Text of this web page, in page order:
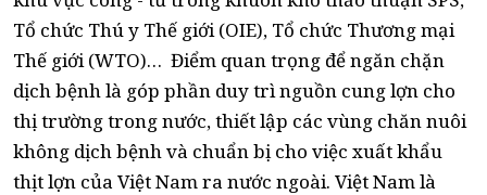
Tổ chức Thú y Thế giới (OIE), Tổ chức Thương mại
Thế giới (WTO)… Điểm quan trọng để ngăn chặn
dịch bệnh là góp phần duy trì nguồn cung lợn cho
thị trường trong nước, thiết lập các vùng chăn nuôi
không dịch bệnh và chuẩn bị cho việc xuất khẩu
thịt lợn của Việt Nam ra nước ngoài. Việt Nam là